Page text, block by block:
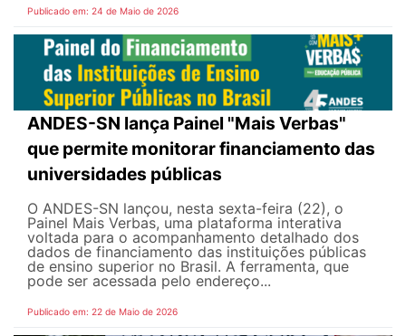
Publicado em: 24 de Maio de 2026
ANDES-SN lança Painel "Mais Verbas"
que permite monitorar financiamento das
universidades públicas
O ANDES-SN lançou, nesta sexta-feira (22), o
Painel Mais Verbas, uma plataforma interativa
voltada para o acompanhamento detalhado dos
dados de financiamento das instituições públicas
de ensino superior no Brasil. A ferramenta, que
pode ser acessada pelo endereço...
Publicado em: 22 de Maio de 2026